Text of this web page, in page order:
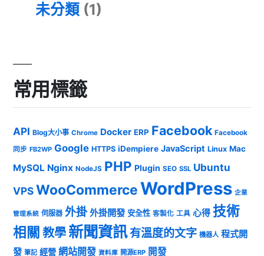
未分類 (1)
常用標籤
API Blog大小事 Chrome Docker ERP Facebook Facebook
同步 FB2WP Google HTTPS iDempiere JavaScript Linux Mac
MySQL Nginx NodeJS PHP Plugin SEO SSL Ubuntu
VPSWooCommerceWordPress 企業
管理系統 伺服器 外掛 外掛開發 安全性 客製化 工具 心得 技術
相關 教學 新聞資訊有溫度的文字 機器人 程式開
發 筆記 經營 網站開發 資料庫 開源ERP 開發